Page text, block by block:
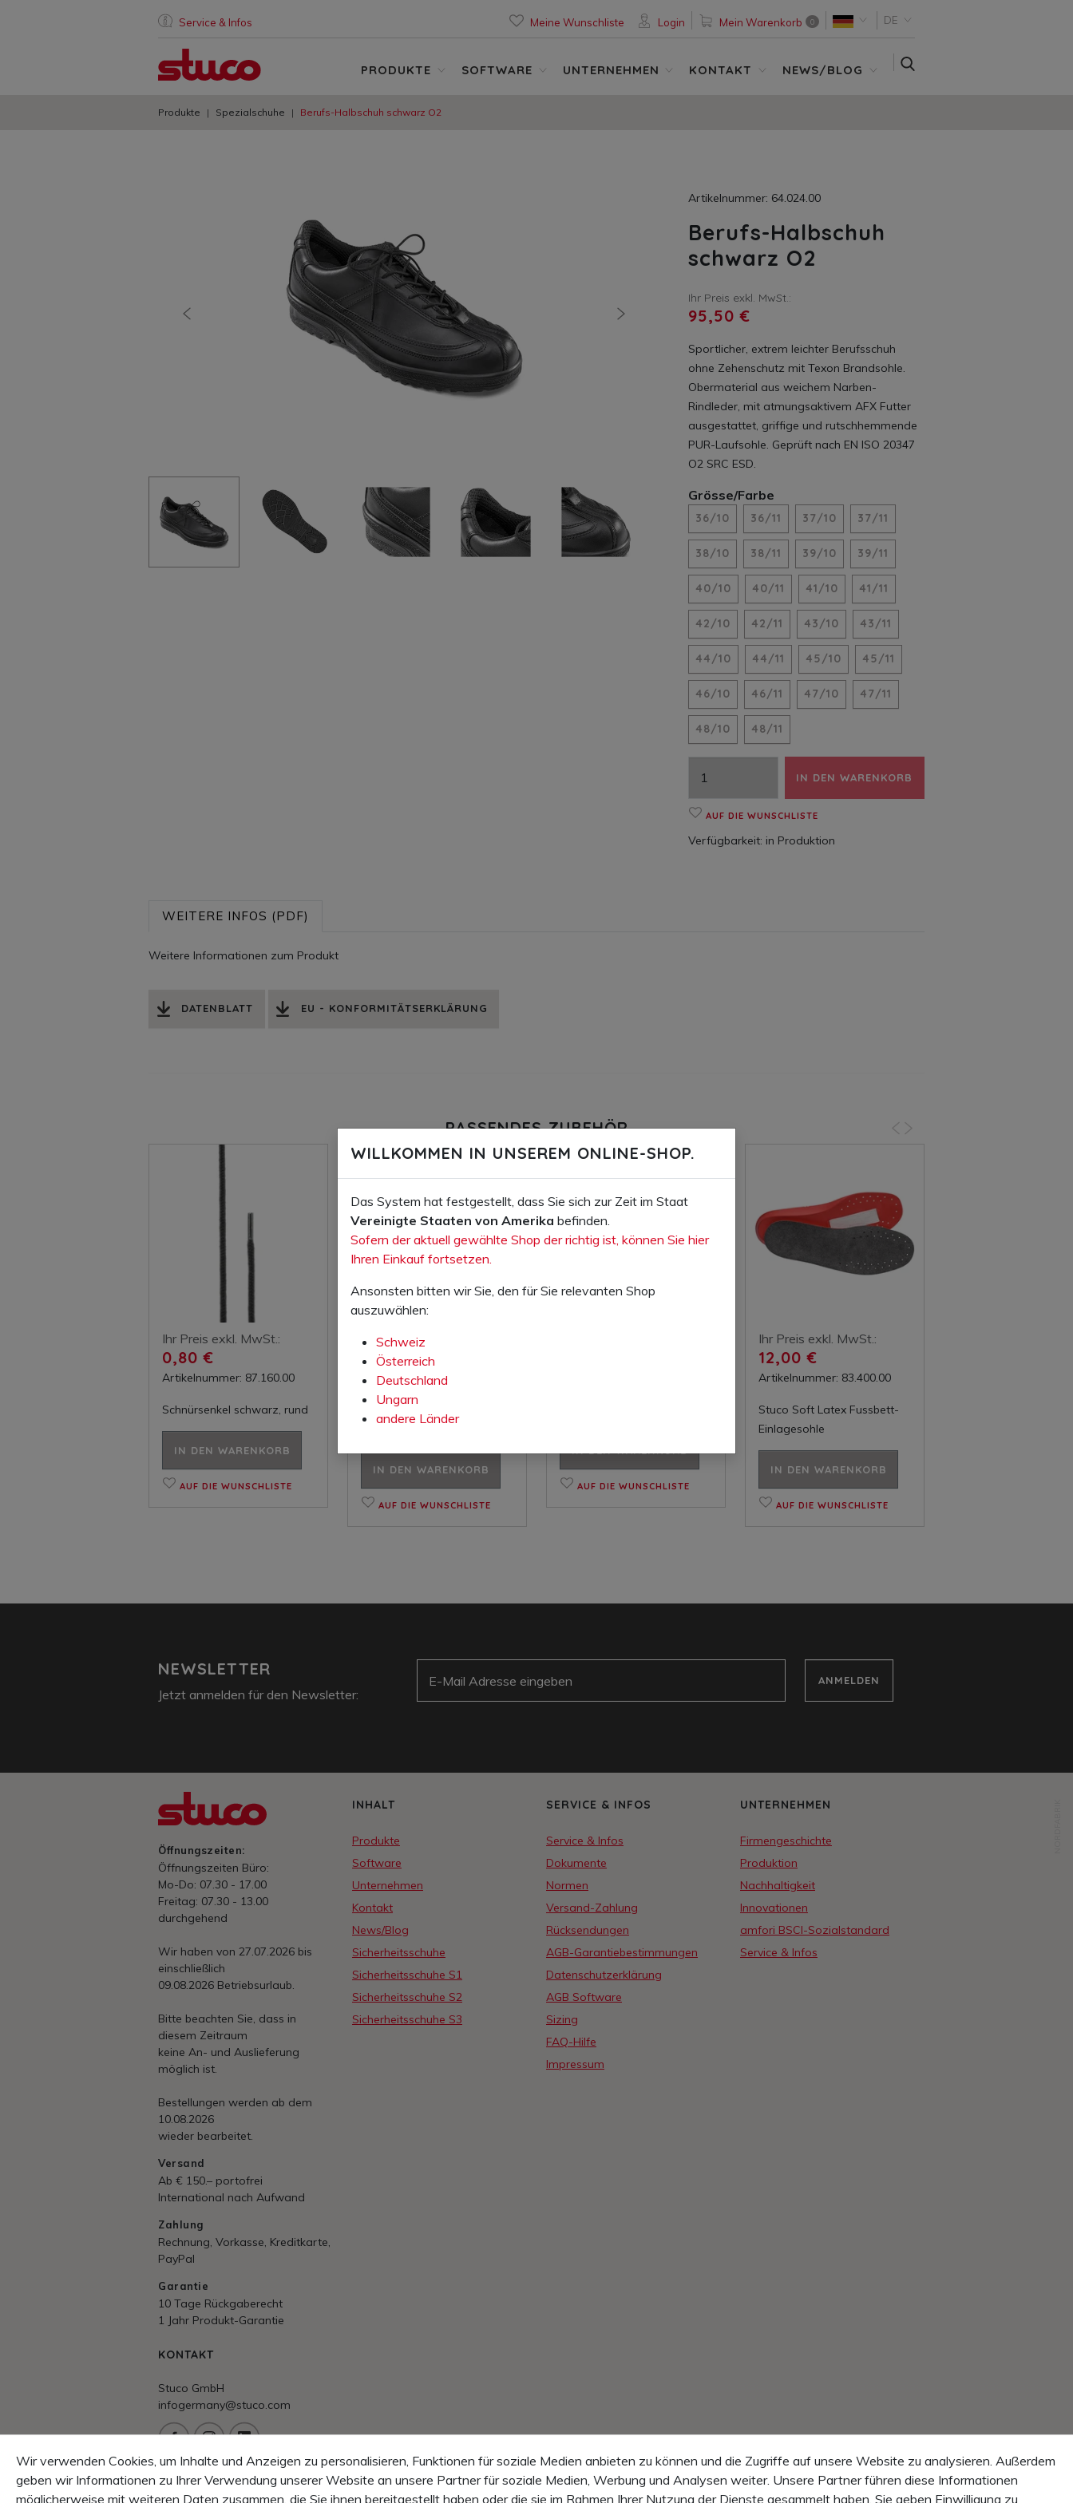
Service & Infos Meine Wunschliste Login Mein Warenkorb 0 DE
PRODUKTE SOFTWARE UNTERNEHMEN KONTAKT NEWS/BLOG
Produkte Spezialschuhe Berufs-Halbschuh schwarz O2
vorherige nächste
Artikelnummer: 64.024.00
Berufs-Halbschuh
schwarz O2
Ihr Preis exkl. MwSt.:
95,50 €
Sportlicher, extrem leichter Berufsschuh
ohne Zehenschutz mit Texon Brandsohle.
Obermaterial aus weichem Narben-
Rindleder, mit atmungsaktivem AFX Futter
ausgestattet, griffige und rutschhemmende
PUR-Laufsohle. Geprüft nach EN ISO 20347
O2 SRC ESD.
Grösse/Farbe
36/10 36/11 37/10 37/11
38/10 38/11 39/10 39/11
40/10 40/11 41/10 41/11
42/10 42/11 43/10 43/11
44/10 44/11 45/10 45/11
46/10 46/11 47/10 47/11
48/10 48/11
IN DEN WARENKORB
AUF DIE WUNSCHLISTE
Verfügbarkeit: in Produktion
WEITERE INFOS (PDF)
Weitere Informationen zum Produkt
DATENBLATT EU - KONFORMITÄTSERKLÄRUNG
PASSENDES ZUBEHÖR vorherige
Ihr Preis exkl. MwSt.:
0,80 €
Artikelnummer: 87.160.00
Schnürsenkel schwarz, rund
IN DEN WARENKORB
AUF DIE WUNSCHLISTE
Ihr Preis exkl. MwSt.:
8,90 €
Artikelnummer: 88.001.00
Sportwachs schwarz 100ml-
IN DEN WARENKORB
AUF DIE WUNSCHLISTE
AUF DIE WUNSCHLISTE
Ihr Preis exkl. MwSt.:
12,00 €
Artikelnummer: 83.400.00
Stuco Soft Latex Fussbett-
Einlagesohle
IN DEN WARENKORB
AUF DIE WUNSCHLISTE
NEWSLETTER
Jetzt anmelden für den Newsletter:
ANMELDEN
Öffnungszeiten:
Öffnungszeiten Büro:
Mo-Do: 07.30 - 17.00
Freitag: 07.30 - 13.00
durchgehend
Wir haben von 27.07.2026 bis
einschließlich
09.08.2026 Betriebsurlaub.
Bitte beachten Sie, dass in
diesem Zeitraum
keine An- und Auslieferung
möglich ist.
Bestellungen werden ab dem
10.08.2026
wieder bearbeitet.
Versand
Ab € 150.– portofrei
International nach Aufwand
Zahlung
Rechnung, Vorkasse, Kreditkarte,
PayPal
Garantie
10 Tage Rückgaberecht
1 Jahr Produkt-Garantie
KONTAKT
Stuco GmbH
infogermany@stuco.com
+43 7614 5353 0
INHALT
Produkte
Software
Unternehmen
Kontakt
News/Blog
Sicherheitsschuhe
Sicherheitsschuhe S1
Sicherheitsschuhe S2
Sicherheitsschuhe S3
SERVICE & INFOS
Service & Infos
Dokumente
Normen
Versand-Zahlung
Rücksendungen
AGB-Garantiebestimmungen
Datenschutzerklärung
AGB Software
Sizing
FAQ-Hilfe
Impressum
UNTERNEHMEN
Firmengeschichte
Produktion
Nachhaltigkeit
Innovationen
amfori BSCI-Sozialstandard
Service & Infos
WILLKOMMEN IN UNSEREM ONLINE-SHOP.
Das System hat festgestellt, dass Sie sich zur Zeit im Staat
Vereinigte Staaten von Amerika befinden.
Sofern der aktuell gewählte Shop der richtig ist, können Sie hier
Ihren Einkauf fortsetzen.
Ansonsten bitten wir Sie, den für Sie relevanten Shop
auszuwählen:
Schweiz
Österreich
Deutschland
Ungarn
andere Länder
Wir verwenden Cookies, um Inhalte und Anzeigen zu personalisieren, Funktionen für soziale Medien anbieten zu können und die Zugriffe auf unsere Website zu analysieren. Außerdem
geben wir Informationen zu Ihrer Verwendung unserer Website an unsere Partner für soziale Medien, Werbung und Analysen weiter. Unsere Partner führen diese Informationen
möglicherweise mit weiteren Daten zusammen, die Sie ihnen bereitgestellt haben oder die sie im Rahmen Ihrer Nutzung der Dienste gesammelt haben. Sie geben Einwilligung zu